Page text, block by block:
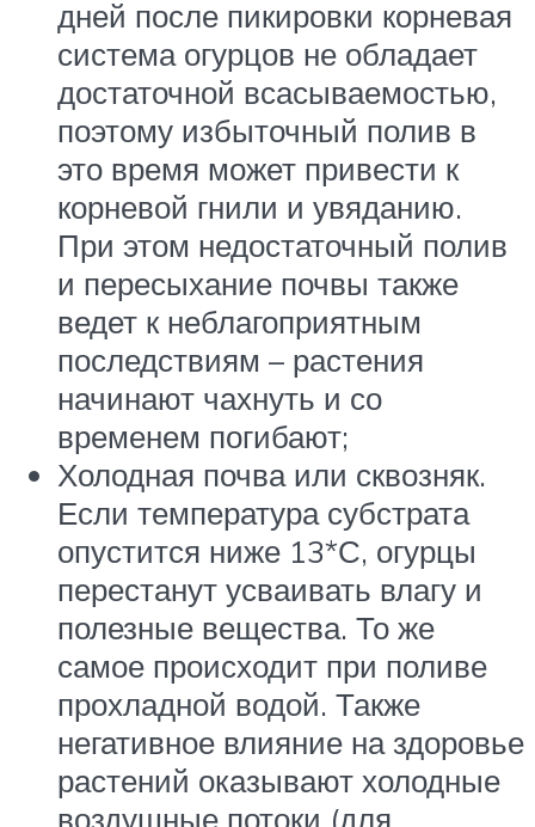
дней после пикировки корневая
система огурцов не обладает
достаточной всасываемостью,
поэтому избыточный полив в
это время может привести к
корневой гнили и увяданию.
При этом недостаточный полив
и пересыхание почвы также
ведет к неблагоприятным
последствиям – растения
начинают чахнуть и со
временем погибают;
Холодная почва или сквозняк.
Если температура субстрата
опустится ниже 13*С, огурцы
перестанут усваивать влагу и
полезные вещества. То же
самое происходит при поливе
прохладной водой. Также
негативное влияние на здоровье
растений оказывают холодные
воздушные потоки (для